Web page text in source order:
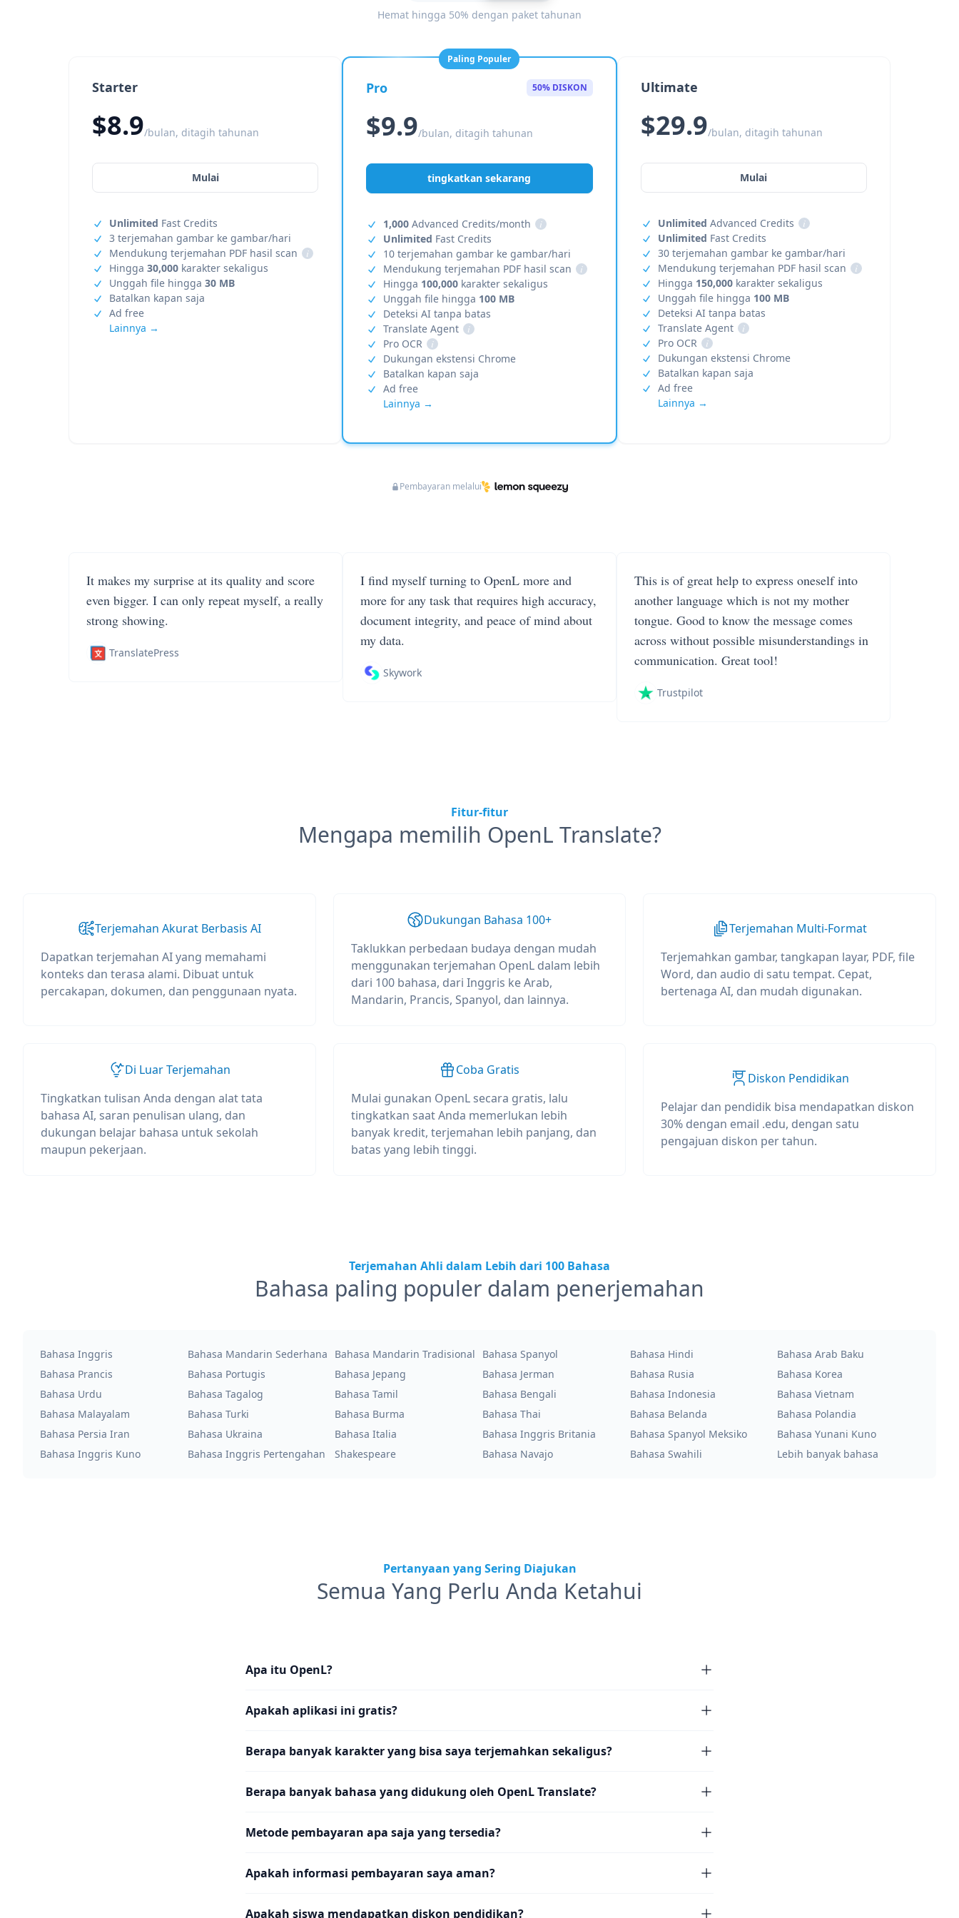
Hemat hingga 50% dengan paket tahunan
Starter
$8.9/bulan, ditagih tahunan
Mulai
Unlimited Fast Credits
3 terjemahan gambar ke gambar/hari
Mendukung terjemahan PDF hasil scan
i
Hingga 30,000 karakter sekaligus
Unggah file hingga 30 MB
Batalkan kapan saja
Ad free
Lainnya →
Paling Populer
Pro 50% DISKON
$9.9/bulan, ditagih tahunan
tingkatkan sekarang
1,000 Advanced Credits/month
i
Unlimited Fast Credits
10 terjemahan gambar ke gambar/hari
Mendukung terjemahan PDF hasil scan
i
Hingga 100,000 karakter sekaligus
Unggah file hingga 100 MB
Deteksi AI tanpa batas
Translate Agent
i
Pro OCR
i
Dukungan ekstensi Chrome
Batalkan kapan saja
Ad free
Lainnya →
Ultimate
$29.9/bulan, ditagih tahunan
Mulai
Unlimited Advanced Credits
i
Unlimited Fast Credits
30 terjemahan gambar ke gambar/hari
Mendukung terjemahan PDF hasil scan
i
Hingga 150,000karakter sekaligus
Unggah file hingga 100 MB
Deteksi AI tanpa batas
Translate Agent
i
Pro OCR
i
Dukungan ekstensi Chrome
Batalkan kapan saja
Ad free
Lainnya →
Pembayaran melalui
It makes my surprise at its quality and score
even bigger. I can only repeat myself, a really
strong showing.
TranslatePress
I find myself turning to OpenL more and
more for any task that requires high accuracy,
document integrity, and peace of mind about
my data.
Skywork
This is of great help to express oneself into
another language which is not my mother
tongue. Good to know the message comes
across without possible misunderstandings in
communication. Great tool!
Trustpilot
Fitur-fitur
Mengapa memilih OpenL Translate?
Terjemahan Akurat Berbasis AI
Dapatkan terjemahan AI yang memahami
konteks dan terasa alami. Dibuat untuk
percakapan, dokumen, dan penggunaan nyata.
Dukungan Bahasa 100+
Taklukkan perbedaan budaya dengan mudah
menggunakan terjemahan OpenL dalam lebih
dari 100 bahasa, dari Inggris ke Arab,
Mandarin, Prancis, Spanyol, dan lainnya.
Terjemahan Multi-Format
Terjemahkan gambar, tangkapan layar, PDF, file
Word, dan audio di satu tempat. Cepat,
bertenaga AI, dan mudah digunakan.
Di Luar Terjemahan
Tingkatkan tulisan Anda dengan alat tata
bahasa AI, saran penulisan ulang, dan
dukungan belajar bahasa untuk sekolah
maupun pekerjaan.
Coba Gratis
Mulai gunakan OpenL secara gratis, lalu
tingkatkan saat Anda memerlukan lebih
banyak kredit, terjemahan lebih panjang, dan
batas yang lebih tinggi.
Diskon Pendidikan
Pelajar dan pendidik bisa mendapatkan diskon
30% dengan email .edu, dengan satu
pengajuan diskon per tahun.
Terjemahan Ahli dalam Lebih dari 100 Bahasa
Bahasa paling populer dalam penerjemahan
Bahasa Inggris Bahasa Mandarin Sederhana Bahasa Mandarin Tradisional Bahasa Spanyol Bahasa Hindi
Bahasa Arab Baku
Bahasa Prancis
Bahasa Portugis Bahasa Jepang Bahasa Jerman Bahasa Rusia
Bahasa Korea
Bahasa Urdu
Bahasa Tagalog Bahasa Tamil Bahasa Bengali Bahasa Indonesia
Bahasa Vietnam
Bahasa Malayalam
Bahasa Turki Bahasa Burma Bahasa Thai Bahasa Belanda
Bahasa Polandia
Bahasa Persia Iran
Bahasa Ukraina Bahasa Italia Bahasa Inggris Britania Bahasa Spanyol Meksiko
Bahasa Yunani Kuno
Bahasa Inggris Kuno
Bahasa Inggris Pertengahan Shakespeare Bahasa Navajo Bahasa Swahili Lebih banyak bahasa
Pertanyaan yang Sering Diajukan
Semua Yang Perlu Anda Ketahui
Apa itu OpenL?
Apakah aplikasi ini gratis?
Berapa banyak karakter yang bisa saya terjemahkan sekaligus?
Berapa banyak bahasa yang didukung oleh OpenL Translate?
Metode pembayaran apa saja yang tersedia?
Apakah informasi pembayaran saya aman?
Apakah siswa mendapatkan diskon pendidikan?